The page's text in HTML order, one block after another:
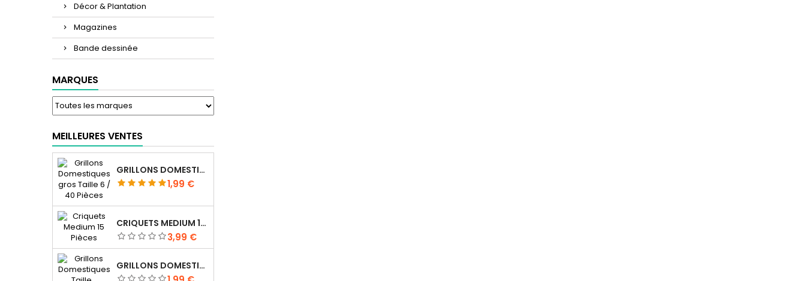
Décor & Plantation
Magazines
Bande dessinée
MARQUES
MEILLEURES VENTES
GRILLONS DOMESTIQUES GROS TAILLE 6 / 40 PIÈCES
Prix
1,99 €
CRIQUETS MEDIUM 15 PIÈCES
Prix
3,99 €
GRILLONS DOMESTIQUES TAILLE 4 / 70 PIÈCES